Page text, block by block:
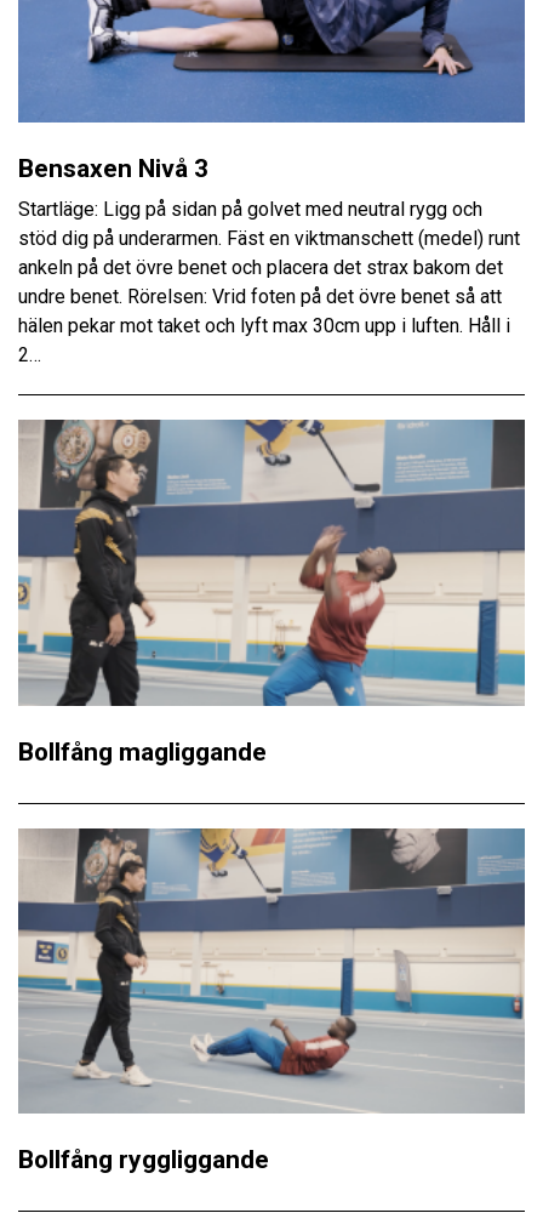
Bensaxen Nivå 3
Startläge: Ligg på sidan på golvet med neutral rygg och
stöd dig på underarmen. Fäst en viktmanschett (medel) runt
ankeln på det övre benet och placera det strax bakom det
undre benet. Rörelsen: Vrid foten på det övre benet så att
hälen pekar mot taket och lyft max 30cm upp i luften. Håll i
2…
Bollfång magliggande
Bollfång ryggliggande